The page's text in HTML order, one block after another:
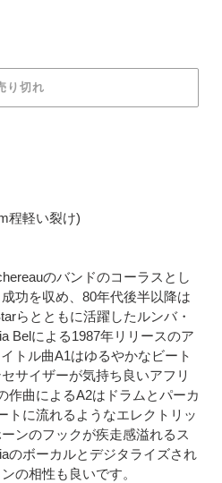
り切れ
程軽い裂け)
のバンドのコーラスとし
功を収め、80年代後半以降は
らとともに活躍したルンバ・
Belによる1987年リリースのア
トル曲A1はゆるやかなビート
サイザーが気持ち良いアフリ
作曲によるA2はドラムとパーカ
トに流れるようなエレクトリッ
ンのフックが疾走感溢れるス
のボーカルとデジタライズされ
の相性も良いです。